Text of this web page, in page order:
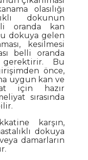
olasılığı
dokunun
oranda kan
dokuya gelen
kesilmesi
belli oranda
gerektirir. Bu
önce,
uygun kan ve
için hazır
sırasında
karşın,
dokuya
damarların